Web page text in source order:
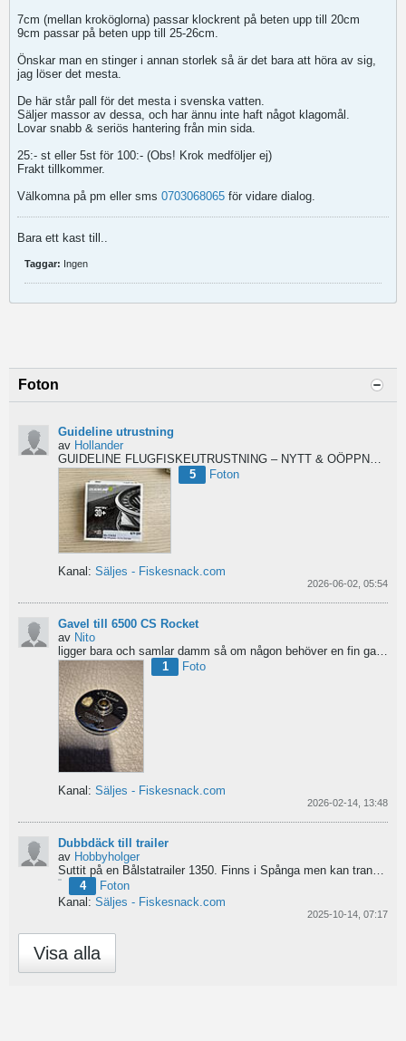
7cm (mellan kroköglorna) passar klockrent på beten upp till 20cm
9cm passar på beten upp till 25-26cm.
Önskar man en stinger i annan storlek så är det bara att höra av sig,
jag löser det mesta.
De här står pall för det mesta i svenska vatten.
Säljer massor av dessa, och har ännu inte haft något klagomål.
Lovar snabb & seriös hantering från min sida.
25:- st eller 5st för 100:- (Obs! Krok medföljer ej)
Frakt tillkommer.​
Välkomna på pm eller sms 0703068065 för vidare dialog.
Bara ett kast till..
Taggar: Ingen
Foton
Guideline utrustning
av Hollander
GUIDELINE FLUGFISKEUTRUSTNING – NYTT & OÖPPNAT
5
Foton
Kanal: Säljes - Fiskesnack.com
2026-06-02, 05:54
Gavel till 6500 CS Rocket
av Nito
1
Foto
Kanal: Säljes - Fiskesnack.com
2026-02-14, 13:48
Dubbdäck till trailer
av Hobbyholger
Suttit på en Bålstatrailer 1350. Finns i Spånga men kan transporteras mot Linköping. 500kr
4
Foton
Kanal: Säljes - Fiskesnack.com
2025-10-14, 07:17
Visa alla